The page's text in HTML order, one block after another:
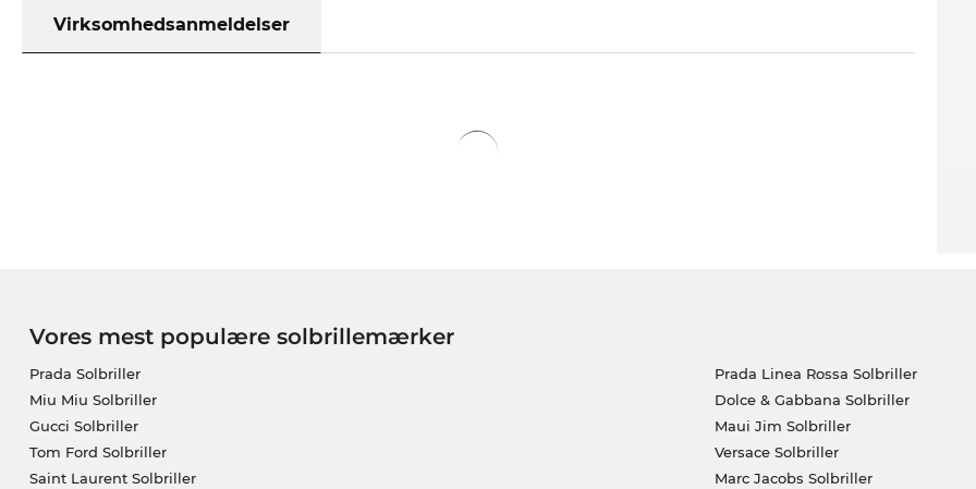
tilbudsjægere, får du også denne topmodel til en utroligt lav pris. Hvad der i andre onlinebutikker
bliver kaldt udsalg, er hos os en konstant tilstand all-day-everyday.
Virksomhedsanmeldelser
Vores mest populære solbrillemærker
Prada Solbriller
Miu Miu Solbriller
Gucci Solbriller
Tom Ford Solbriller
Saint Laurent Solbriller
Prada Linea Rossa Solbriller
Dolce & Gabbana Solbriller
Maui Jim Solbriller
Versace Solbriller
Marc Jacobs Solbriller